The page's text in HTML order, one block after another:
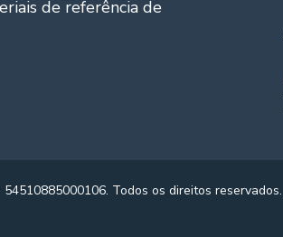
de referência de
Todos os direitos reservados.